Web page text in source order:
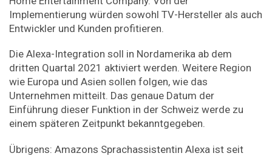
Implementierung würden sowohl TV-Hersteller als auch
Entwickler und Kunden profitieren.
Die Alexa-Integration soll in Nordamerika ab dem
dritten Quartal 2021 aktiviert werden. Weitere Region
wie Europa und Asien sollen folgen, wie das
Unternehmen mitteilt. Das genaue Datum der
Einführung dieser Funktion in der Schweiz werde zu
einem späteren Zeitpunkt bekanntgegeben.
Übrigens: Amazons Sprachassistentin Alexa ist seit